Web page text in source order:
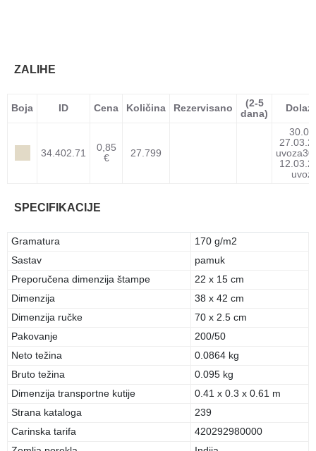
ZALIHE
Boja ID Cena Količina Rezervisano
(2-5
dana)
34.402.71
0,85
€
27.799
uvoza
SPECIFIKACIJE
Gramatura
170 g/m2
Sastav
pamuk
Preporučena dimenzija štampe
22 x 15 cm
Dimenzija
38 x 42 cm
Dimenzija ručke
70 x 2.5 cm
Pakovanje
200/50
Neto težina
0.0864 kg
Bruto težina
0.095 kg
Dimenzija transportne kutije
0.41 x 0.3 x 0.61 m
Strana kataloga
239
Carinska tarifa
420292980000